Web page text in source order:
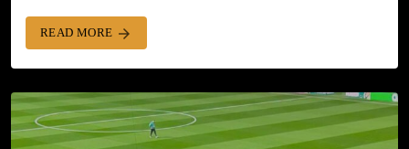
READ MORE arrow_forward